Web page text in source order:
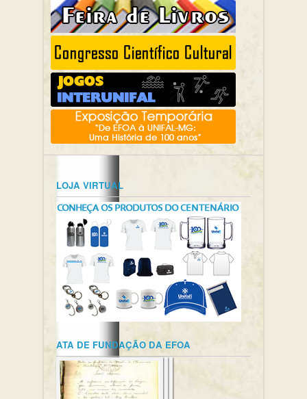
LOJA VIRTUAL
ATA DE FUNDAÇÃO DA EFOA